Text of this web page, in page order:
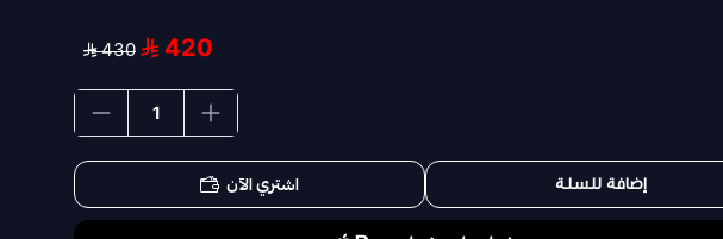
420
430
إضافة للسلة اشتري الآن